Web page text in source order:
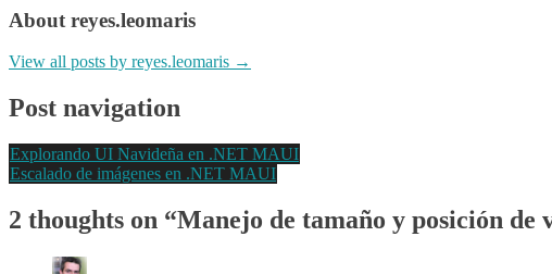
About reyes.leomaris
View all posts by reyes.leomaris →
Post navigation
Explorando UI Navideña en .NET MAUI
Escalado de imágenes en .NET MAUI
2 thoughts on “Manejo de tamaño y posición de